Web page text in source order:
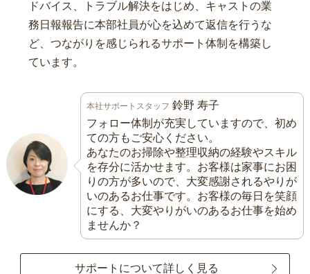
ドバイス、トラブル解決をはじめ、キャストの業
務日報報告に本部社員が心を込めて返信を行うな
ど、つながりを感じられるサポート体制を構築し
ています。
本社サポートスタッフ 鈴野 寿子
フォロー体制が充実していますので、初め
ての方もご安心ください。
あなたのお掃除や整理収納の経験やスキル
を存分に活かせます。お客様は家事にお困
りの方が多いので、大変感謝されるやりが
いのあるお仕事です。お客様の毎日を笑顔
にする、大変やりがいのあるお仕事を始め
ませんか？
サポートについて詳しく見る